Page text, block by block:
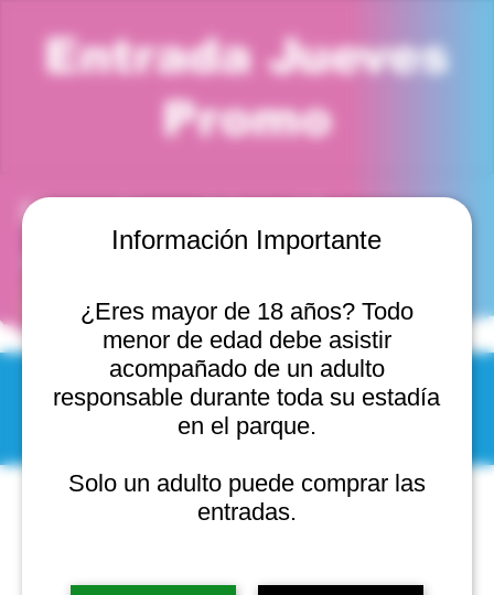
Información Importante
¿Eres mayor de 18 años? Todo
menor de edad debe asistir
acompañado de un adulto
responsable durante toda su estadía
en el parque.
Solo un adulto puede comprar las
entradas.
Entrada Jueves
Promo
Horario y ubicación
2541754 Viña del Mar, Valparaíso, Chile